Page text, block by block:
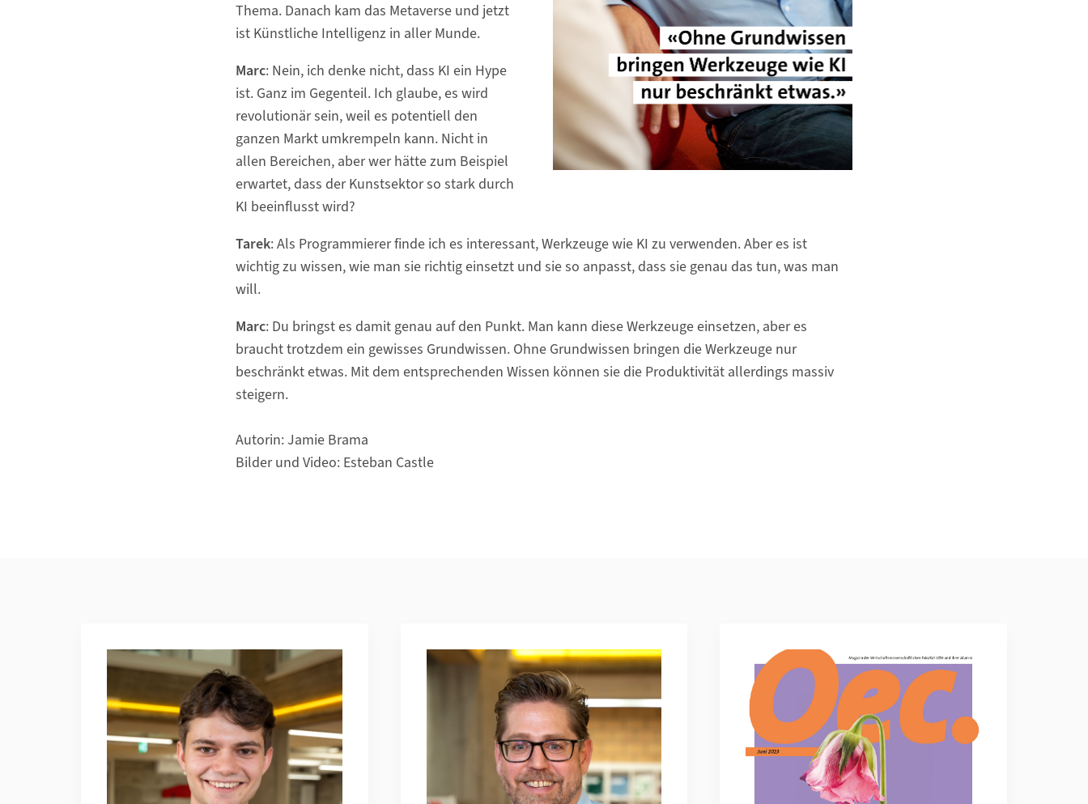
Thema. Danach kam das Metaverse und jetzt
ist Künstliche Intelligenz in aller Munde.
Marc: Nein, ich denke nicht, dass KI ein Hype
ist. Ganz im Gegenteil. Ich glaube, es wird
revolutionär sein, weil es potentiell den
ganzen Markt umkrempeln kann. Nicht in
allen Bereichen, aber wer hätte zum Beispiel
erwartet, dass der Kunstsektor so stark durch
KI beeinflusst wird?
Tarek: Als Programmierer finde ich es interessant, Werkzeuge wie KI zu verwenden. Aber es ist
wichtig zu wissen, wie man sie richtig einsetzt und sie so anpasst, dass sie genau das tun, was man
will.
Marc: Du bringst es damit genau auf den Punkt. Man kann diese Werkzeuge einsetzen, aber es
braucht trotzdem ein gewisses Grundwissen. Ohne Grundwissen bringen die Werkzeuge nur
beschränkt etwas. Mit dem entsprechenden Wissen können sie die Produktivität allerdings massiv
steigern.
Autorin: Jamie Brama
Bilder und Video: Esteban Castle